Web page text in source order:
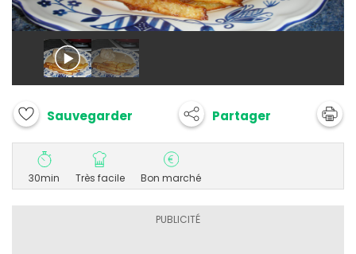
Sauvegarder Partager
30min Très facile Bon marché